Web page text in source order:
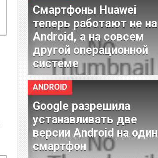
Смартфоны Huawei
теперь работают не на
Android, а на совсем
другой операционной
системе
ANDROID
Google разрешила
устанавливать две
версии Android на один
смартфон